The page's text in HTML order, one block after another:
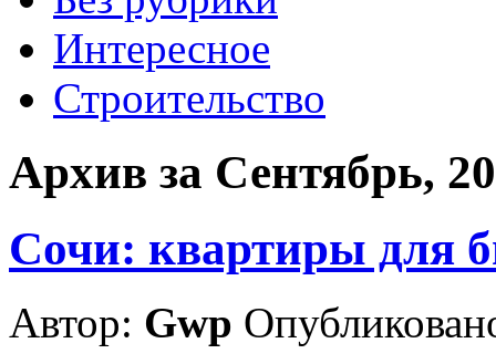
Интересное
Строительство
Архив за Сентябрь,
Сочи: квартиры для
Автор: Gwp